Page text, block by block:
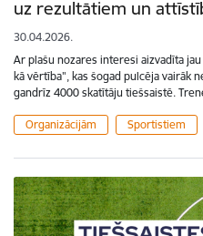
uz rezultātiem un
30.04.2026.
Ar plašu nozares interesi aizvadīta
kā vērtība", kas šogad pulcēja vairāk
gandrīz 4000 skatītāju tiešsaistē.
Organizācijām Sportistiem